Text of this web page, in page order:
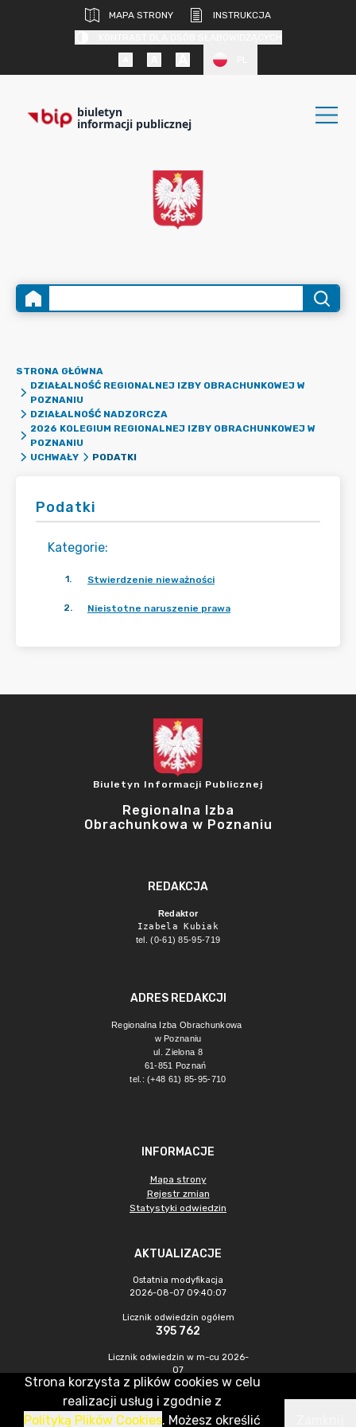
MAPA STRONY
INSTRUKCJA
biuletyn
informacji publicznej
STRONA GŁÓWNA
DZIAŁALNOŚĆ REGIONALNEJ IZBY OBRACHUNKOWEJ W
POZNANIU
DZIAŁALNOŚĆ NADZORCZA
2026 KOLEGIUM REGIONALNEJ IZBY OBRACHUNKOWEJ W
POZNANIU
UCHWAŁY
PODATKI
Podatki
Kategorie:
1. Stwierdzenie nieważności
2. Nieistotne naruszenie prawa
Biuletyn Informacji Publicznej
Regionalna Izba
Obrachunkowa w Poznaniu
REDAKCJA
Redaktor
Izabela Kubiak
tel. (0-61) 85-95-719
ADRES REDAKCJI
Regionalna Izba Obrachunkowa
w Poznaniu
ul. Zielona 8
61-851 Poznań
tel.: (+48 61) 85-95-710
INFORMACJE
Mapa strony
Rejestr zmian
Statystyki odwiedzin
AKTUALIZACJE
Ostatnia modyfikacja
2026-08-07 09:40:07
Licznik odwiedzin ogółem
395 762
Licznik odwiedzin w m-cu 2026-
07
1 199
CMS & Hosting: Nefeni Sp. z o.o.
Strona korzysta z plików cookies w celu
realizacji usług i zgodnie z
Polityką Plików Cookies. Możesz określić